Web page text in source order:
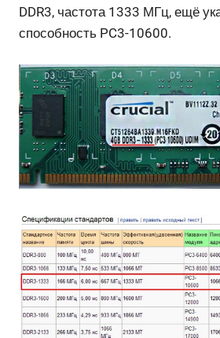
DDR3, частота 1333 МГц, ещё
способность PC3-10600.